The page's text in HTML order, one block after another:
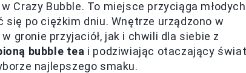
Crazy Bubble. To miejsce przyciąga młodych
po ciężkim dniu. Wnętrze urządzono w
gronie przyjaciół, jak i chwili dla siebie z
bubble tea i podziwiając otaczający
najlepszego smaku.